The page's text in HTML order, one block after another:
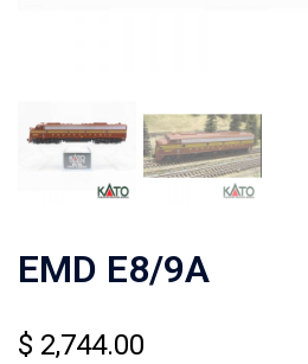
EMD E8/9A
$ 2,744.00